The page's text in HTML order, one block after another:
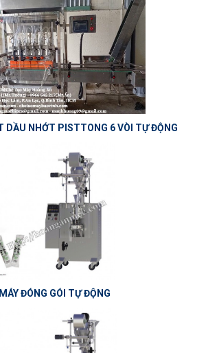
DẦU NHỚT PISTTONG 6 VÒI TỰ ĐỘNG
MÁY ĐÓNG GÓI TỰ ĐỘNG